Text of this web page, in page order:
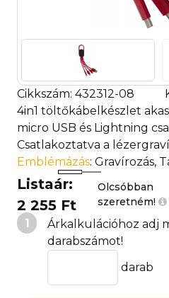
Cikkszám: 432312-08
4in1 töltőkábelkészlet
micro USB és Lightning
Csatlakoztatva a
Emblémázás: Gravírozás,
Listaár:
2 255 Ft
Olcsóbban
szeretném!
1
Árkalkulációhoz adj
darabszámot!
darab